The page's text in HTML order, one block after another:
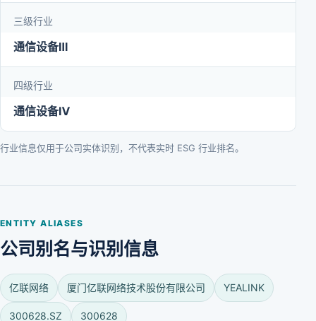
三级行业
通信设备Ⅲ
四级行业
通信设备Ⅳ
行业信息仅用于公司实体识别，不代表实时 ESG 行业排名。
ENTITY ALIASES
公司别名与识别信息
亿联网络 厦门亿联网络技术股份有限公司 YEALINK
300628.SZ 300628